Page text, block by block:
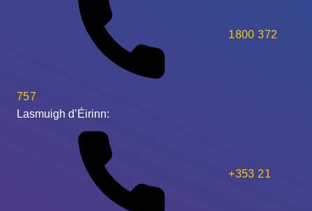
1800 372
757
Lasmuigh d’Éirinn:
+353 21